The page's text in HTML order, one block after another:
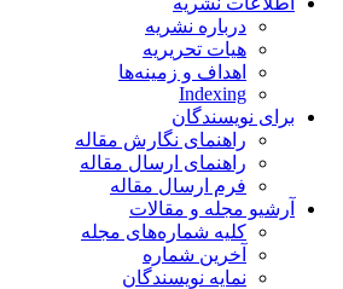
درباره نشریه
هیات تحریریه
اهداف و زمینه‌ها
Indexing
برای نویسندگان
راهنمای نگارش مقاله
راهنمای ارسال مقاله
فرم ارسال مقاله
آرشیو مجله و مقالات
کلیه شماره‌های مجله
آخرین شماره
نمایه نویسندگان